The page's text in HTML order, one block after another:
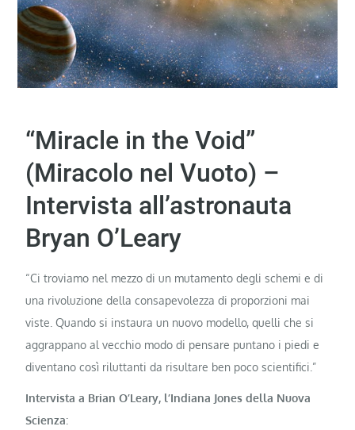
“Miracle in the Void”
(Miracolo nel Vuoto) –
Intervista all’astronauta
Bryan O’Leary
“Ci troviamo nel mezzo di un mutamento degli schemi e di
una rivoluzione della consapevolezza di proporzioni mai
viste. Quando si instaura un nuovo modello, quelli che si
aggrappano al vecchio modo di pensare puntano i piedi e
diventano così riluttanti da risultare ben poco scientifici.”
Intervista a Brian O’Leary, l’Indiana Jones della Nuova
Scienza: